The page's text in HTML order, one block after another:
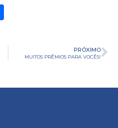
PRÓXIMO
MUITOS PRÊMIOS PARA VOCÊS!